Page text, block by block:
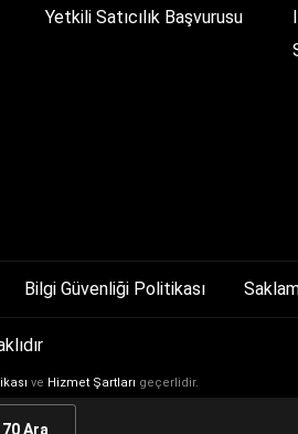
Yetkili Satıcılık Başvurusu
Bilgi Güvenliği Politikası
ve Hizmet Şartları geçerlidir.
Ara